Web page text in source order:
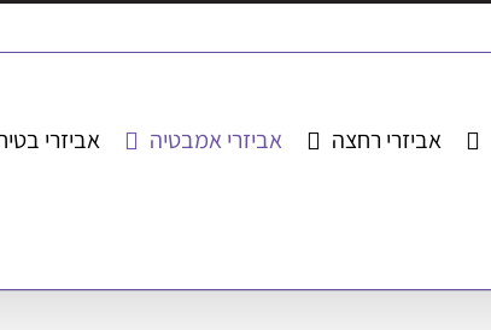
אביזרי רחצה אביזרי אמבטיה אביזרי